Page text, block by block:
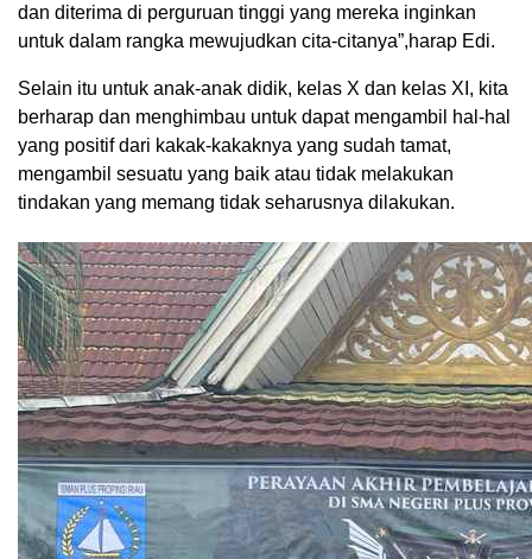
dan diterima di perguruan tinggi yang mereka inginkan
untuk dalam rangka mewujudkan cita-citanya”,harap Edi.
Selain itu untuk anak-anak didik, kelas X dan kelas XI, kita
berharap dan menghimbau untuk dapat mengambil hal-hal
yang positif dari kakak-kakaknya yang sudah tamat,
mengambil sesuatu yang baik atau tidak melakukan
tindakan yang memang tidak seharusnya dilakukan.